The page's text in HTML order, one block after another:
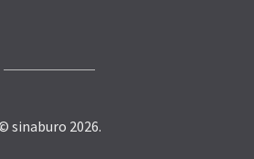
sinaburo 2026.